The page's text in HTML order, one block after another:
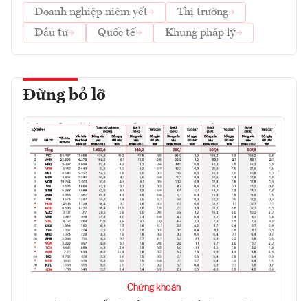
Doanh nghiệp niêm yết
Thị trường
Đầu tư
Quốc tế Khung pháp lý
Đừng bỏ lỡ
Chứng khoán